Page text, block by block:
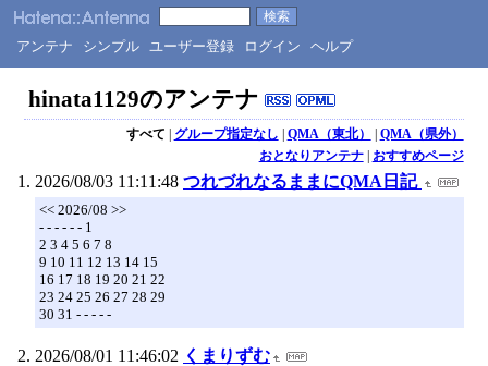
アンテナ シンプル ユーザー登録 ログイン ヘルプ
hinata1129のアンテナ
すべて | グループ指定なし | QMA（東北） | QMA（県外）
おとなりアンテナ| おすすめページ
2026/08/03 11:11:48 つれづれなるままにQMA日記
<< 2026/08 >>
- - - - - - 1
2 3 4 5 6 7 8
9 10 11 12 13 14 15
16 17 18 19 20 21 22
23 24 25 26 27 28 29
30 31 - - - - -
2026/08/01 11:46:02 くまりずむ